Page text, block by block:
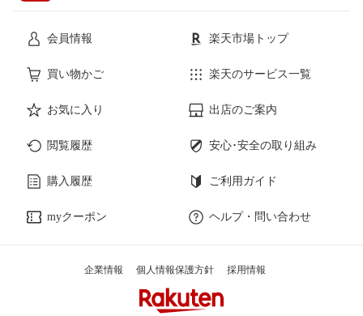
会員情報 楽天市場トップ
買い物かご 楽天のサービス一覧
お気に入り 出店のご案内
閲覧履歴 安心･安全の取り組み
購入履歴 ご利用ガイド
myクーポン ヘルプ・問い合わせ
企業情報 個人情報保護方針 採用情報